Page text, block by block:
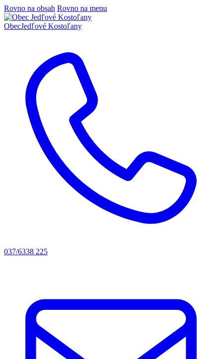
Rovno na obsah Rovno na menu
ObecJedľové Kostoľany
037/6338 225